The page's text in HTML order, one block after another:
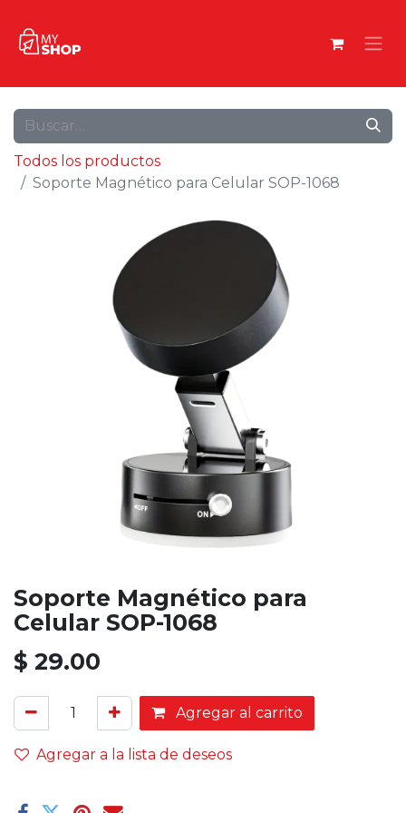
Todos los productos
Soporte Magnético para Celular SOP-1068
Soporte Magnético para
Celular SOP-1068
$ 29.00
Agregar al carrito
Agregar a la lista de deseos